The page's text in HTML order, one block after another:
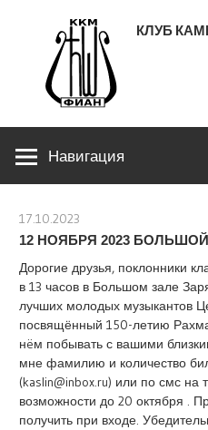
содержимому
КЛУБ
ЛЕНИНСКИЙ ПРОСПЕКТ 53
Навигация
17.10.2023
12 НОЯБРЯ 2023
Дорогие друзья, поклонники
в 13 часов в Большом зале
лучших молодых музыкантов
посвящённый 150-летию
нëм побывать с вашими
мне фамилию и количество
(kaslin@inbox.ru) или по смс
возможности до 20 октября .
получить при входе.